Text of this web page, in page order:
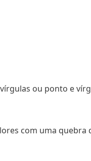
ou ponto e
com uma quebra